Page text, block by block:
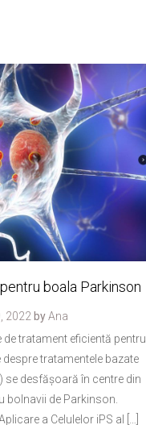
boala Parkinson
2022 byAna
tratament eficientă pentru
tratamentele bazate
se desfășoară în centre din
bolnavii de Parkinson.
a Celulelor iPS al […]